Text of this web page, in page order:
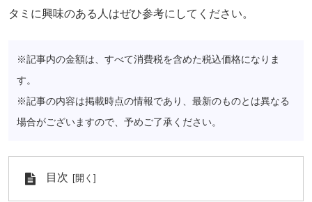
タミに興味のある人はぜひ参考にしてください。
※記事内の金額は、すべて消費税を含めた税込価格になりま
す。
※記事の内容は掲載時点の情報であり、最新のものとは異なる
場合がございますので、予めご了承ください。
目次